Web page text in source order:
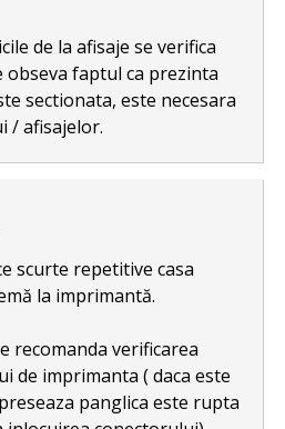
de la afisaje se verifica
obseva faptul ca prezinta
sectionata, este necesara
/ afisajelor.
scurte repetitive casa
la imprimantă.
recomanda verificarea
de imprimanta ( daca este
panglica este rupta